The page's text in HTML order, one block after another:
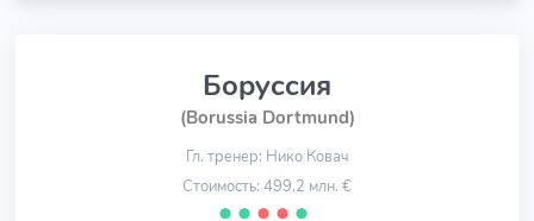
Боруссия
(Borussia Dortmund)
Гл. тренер: Нико Ковач
Стоимость: 499.2 млн. €
⬤ ⬤ ⬤ ⬤ ⬤